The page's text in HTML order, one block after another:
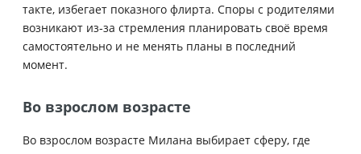
такте, избегает показного флирта. Споры с родителями
возникают из‑за стремления планировать своё время
самостоятельно и не менять планы в последний
момент.
Во взрослом возрасте
Во взрослом возрасте Милана выбирает сферу, где